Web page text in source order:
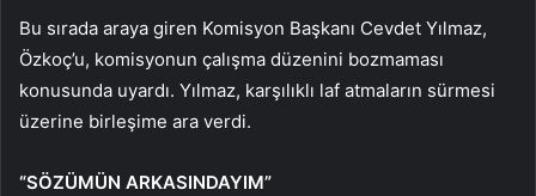
Bu sırada araya giren Komisyon Başkanı Cevdet Yılmaz,
Özkoç’u, komisyonun çalışma düzenini bozmaması
konusunda uyardı. Yılmaz, karşılıklı laf atmaların sürmesi
üzerine birleşime ara verdi.
“SÖZÜMÜN ARKASINDAYIM”